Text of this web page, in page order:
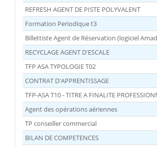
REFRESH AGENT DE PISTE POLYVALENT
Formation Periodique t3
Billettiste Agent de Réservation (logiciel
RECYCLAGE AGENT D'ESCALE
TFP ASA TYPOLOGIE T02
CONTRAT D'APPRENTISSAGE
TFP-ASA T10 - TITRE A FINALITE
Agent des opérations aériennes
TP conseiller commercial
BILAN DE COMPETENCES